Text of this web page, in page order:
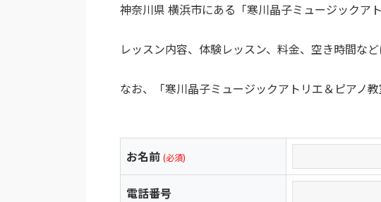
神奈川県 横浜市にある「寒川晶子ミュージックア
レッスン内容、体験レッスン、料金、空き時間な
なお、「寒川晶子ミュージックアトリエ＆ピアノ
お名前 (必須)
電話番号